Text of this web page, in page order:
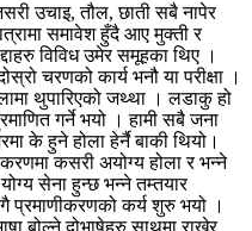
उचाइ, तौल, छाती सबै नापेर
समावेश हुँदै आए मुक्ती र
विविध उमेर समूहका थिए ।
चरणको कार्य भनौ या परीक्षा ।
थुपारिएको जथ्था । लडाकु हो
गर्ने भयो । हामी सबै जना
के हुने होला हेर्नै बाकी थियो।
कसरी अयोग्य होला र भन्ने
सेना हुन्छ भन्ने तम्तयार
प्रमाणीकरणको कर्य शुरु भयो ।
बोल्ने दोभाषेहरु साथमा राखेर